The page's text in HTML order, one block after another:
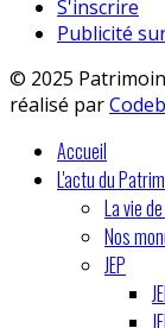
S'inscrire
Publicité
© 2025
réalisé par
Accueil
L'actu du
La vie
Nos
JEP